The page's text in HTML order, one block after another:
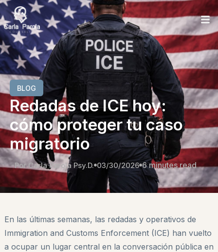
BLOG
Redadas de ICE hoy:
cómo proteger tu caso
migratorio
Por Carla Parola Psy.D. 03/30/2026 6 minutes read
En las últimas semanas, las redadas y operativos de
Immigration and Customs Enforcement (ICE) han vuelto
a ocupar un lugar central en la conversación pública en